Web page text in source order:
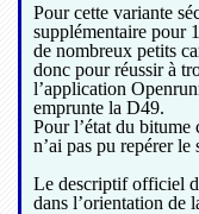
Pour cette variante
supplémentaire pour
de nombreux petits
donc pour réussir à
l’application
emprunte la D49.
Pour l’état du bitume
n’ai pas pu repérer
Le descriptif officiel
dans l’orientation de